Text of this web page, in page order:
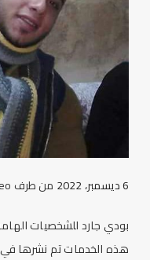
6 ديسمبر، 2022 من طرف
بودي جارد للشخصيات
هذه الخدمات تم نشرها